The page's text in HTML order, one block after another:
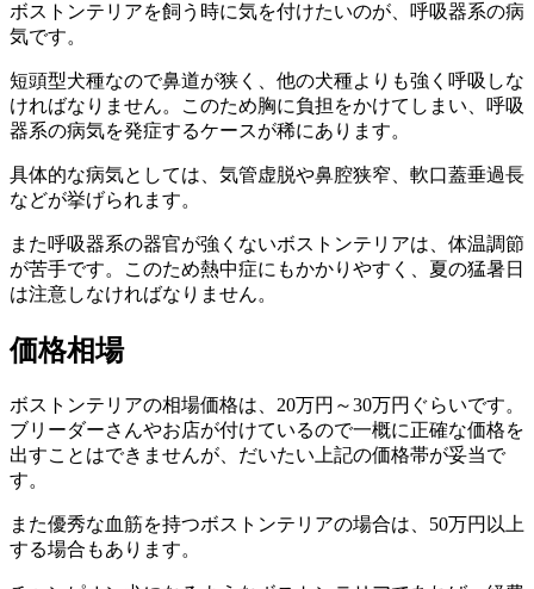
ボストンテリアを飼う時に気を付けたいのが、 呼吸器系の病
気です。
短頭型犬種なので鼻道が狭く、他の犬種よりも強く呼吸しな
ければなりません。このため胸に負担をかけてしまい、呼吸
器系の病気を発症するケースが稀にあります。
具体的な病気としては、 気管虚脱や鼻腔狭窄、軟口蓋垂過長
などが挙げられます。
また呼吸器系の器官が強くないボストンテリアは、 体温調節
が苦手です。このため熱中症にもかかりやすく
、夏の猛暑日
は注意しなければなりません。
価格相場
ボストンテリアの相場価格は、20万円～30万円ぐらいです。
ブリーダーさんやお店が付けているので一概に正確な価格を
出すことはできませんが、だいたい上記の価格帯が妥当で
す。
また優秀な血筋を持つボストンテリアの場合は、50万円以上
する場合もあります。